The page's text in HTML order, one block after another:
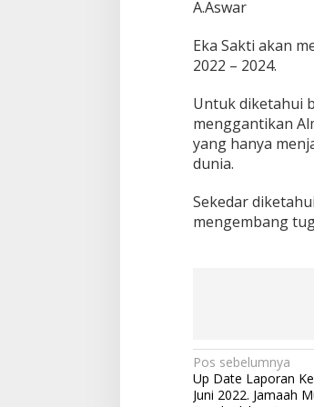
A.Aswar
Eka Sakti akan
2022 – 2024.
Untuk diketahui
menggantikan
yang hanya
dunia.
Sekedar
mengembang
N
a
Pos sebelumnya
Up Date Laporan
Juni 2022. Jamaah